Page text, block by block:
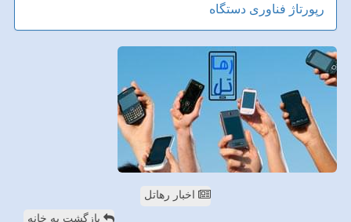
رپورتاژ فناوری دستگاه
اخبار رهاتل
بازگشت به خانه